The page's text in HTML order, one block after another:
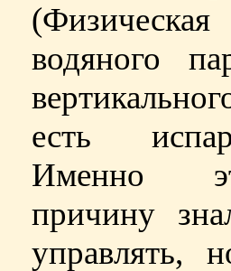
водяного
есть
Именно
причину
управлять,